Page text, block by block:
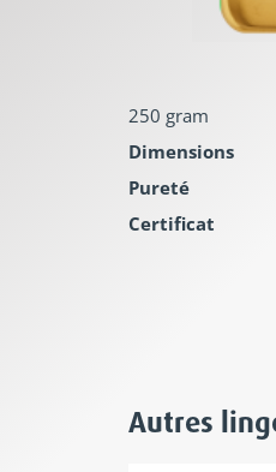
250 gram
Dimensions
Pureté
Certificat
Autres